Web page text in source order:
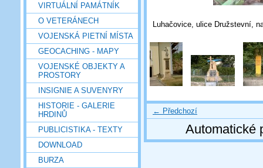
VIRTUÁLNÍ PAMÁTNÍK
O VETERÁNECH
VOJENSKÁ PIETNÍ MÍSTA
GEOCACHING - MAPY
VOJENSKÉ OBJEKTY A
PROSTORY
INSIGNIE A SUVENYRY
HISTORIE - GALERIE
HRDINŮ
PUBLICISTIKA - TEXTY
DOWNLOAD
BURZA
Luhačovice, ulice Družstevní,
← Předchozí
Automatické